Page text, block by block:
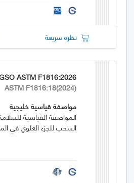
نظرة سريعة
ASTM F1816:2026
ASTM F1816:18(2024)
مواصفة قياسية خليجية
المواصفة القياسية
السحب للجزء العلوي في